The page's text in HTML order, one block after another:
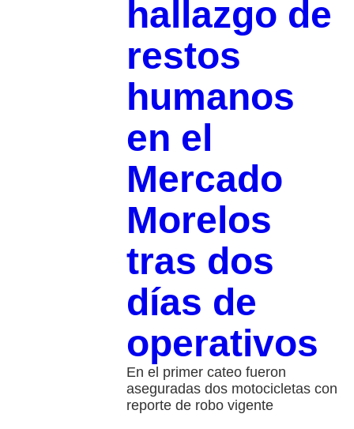
hallazgo de
restos
humanos
en el
Mercado
Morelos
tras dos
días de
operativos
En el primer cateo fueron
aseguradas dos motocicletas con
reporte de robo vigente